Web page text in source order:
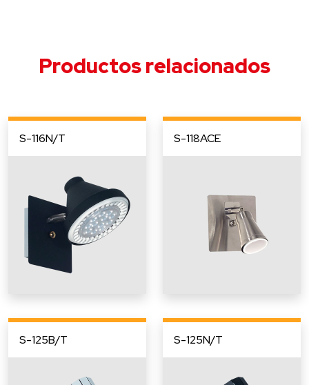
Productos relacionados
S-116N/T S-118ACE
S-125B/T S-125N/T